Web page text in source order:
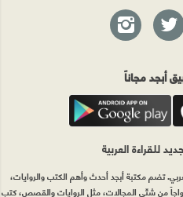
أبجد مجاناً
للقراءة العربية
تضم مكتبة أبجد أحدث وأهم الكتب والروايات،
رواجاً من شتّى المجالات، مثل الروايات والقصص، كتب